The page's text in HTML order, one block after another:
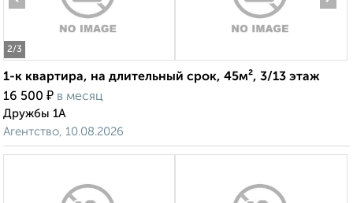
2/3
1-к квартира, на длительный срок, 45м², 3/13 этаж
16 500 ₽ в месяц
Дружбы 1А
Агентство, 10.08.2026